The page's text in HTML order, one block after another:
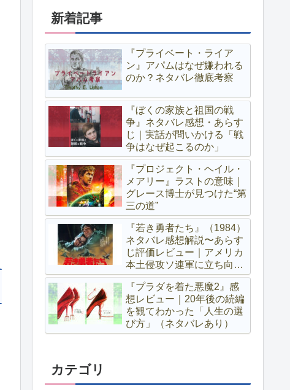
新着記事
『プライベート・ライア
ン』アパムはなぜ嫌われる
のか？ネタバレ徹底考察
『ぼくの家族と祖国の戦
争』ネタバレ感想・あらす
じ｜実話が問いかける「戦
争はなぜ起こるのか」
『プロジェクト・ヘイル・
メアリー』ラストの意味｜
グレース博士が見つけた“第
三の道”
『若き勇者たち』（1984）
ネタバレ感想解説〜あらす
じ評価レビュー｜アメリカ
本土侵攻ソ連軍に立ち向か
う若きパルチザン達
『プラダを着た悪魔2』感
想レビュー｜20年後の続編
を観てわかった「人生の選
び方」（ネタバレあり）
カテゴリ